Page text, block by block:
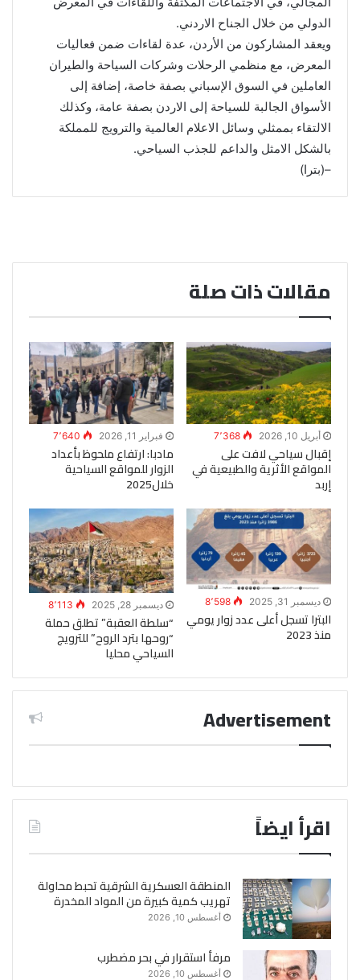
الدولي من خلال الجناح الاردني.
ويعقد المشاركون من الأردن، عدة لقاءات ضمن فعاليات
المعرض، مع منظمي الرحلات وشركات السياحة والطيران
العاملين في السوق الإسباني بصفة خاصة، إضافة إلى
الأسواق الجالبة للسياحة إلى الاردن بصفة عامة، وكذلك
الالتقاء بممثلي وسائل الاعلام العالمية والترويج للمملكة
بالشكل الامثل والداعم للجذب السياحي.
–(بترا)
مقالات ذات صلة
أبريل 10, 2026 7٬368
إقبال سياحي لافت على
المواقع الأثرية والطبيعية في
إربد
فبراير 11, 2026 7٬640
مادبا: ارتفاع ملحوظ بأعداد
الزوار للمواقع السياحية
خلال2025
ديسمبر 31, 2025 8٬598
البترا تسجل أعلى عدد زوار يومي
منذ 2023
ديسمبر 28, 2025 8٬113
“سلطة العقبة” تطلق حملة
“روحها بترد الروح” للترويج
السياحي محليا
Advertisement
اقرأ ايضاً
المنطقة العسكرية الشرقية تحبط محاولة
تهريب كمية كبيرة من المواد المخدرة
أغسطس 10, 2026
مرفأ استقرار في بحر مضطرب
أغسطس 10, 2026